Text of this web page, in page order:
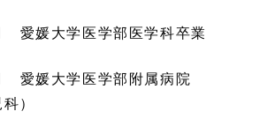
愛媛大学医学部医学科卒業
愛媛大学医学部附属病院
）